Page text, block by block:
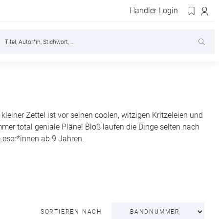
Händler-Login
Zettel ist vor seinen coolen, witzigen Kritzeleien und
total geniale Pläne! Bloß laufen die Dinge selten nach
ab 9 Jahren.
SORTIEREN NACH